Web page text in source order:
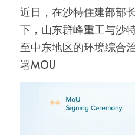
近日，在沙特住建部部
下，山东群峰重工与沙
至中东地区的环境综合
署MOU